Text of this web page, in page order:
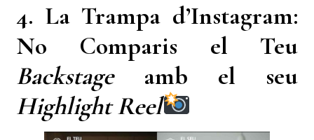
4. La Trampa d’Instagram:
No Comparis el Teu
Backstage
amb el seu
Highlight Reel